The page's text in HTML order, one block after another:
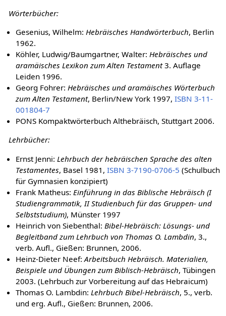
Wörterbücher:
Gesenius, Wilhelm:Hebräisches Handwörterbuch, Berlin
1962.
Köhler, Ludwig/Baumgartner, Walter:Hebräisches und
aramäisches Lexikon zum Alten Testament3. Auflage
Leiden 1996.
Georg Fohrer:Hebräisches und aramäisches Wörterbuch
zum Alten Testament, Berlin/New York 1997,ISBN 3-11-
001804-7
PONS Kompaktwörterbuch Althebräisch, Stuttgart 2006.
Lehrbücher:
Ernst Jenni: Lehrbuch der hebräischen Sprache des alten
Testamentes, Basel 1981,ISBN 3-7190-0706-5 (Schulbuch
für Gymnasien konzipiert)
Frank Matheus: Einführung in das Biblische Hebräisch (I
Studiengrammatik, II Studienbuch für das Gruppen- und
Selbststudium), Münster 1997
Heinrich von Siebenthal: Bibel-Hebräisch: Lösungs- und
Begleitband zum Lehrbuch von Thomas O. Lambdin, 3.,
verb. Aufl., Gießen: Brunnen, 2006.
Heinz-Dieter Neef:Arbeitsbuch Hebräisch. Materialien,
Beispiele und Übungen zum Biblisch-Hebräisch, Tübingen
2003. (Lehrbuch zur Vorbereitung auf das Hebraicum)
Thomas O. Lambdin: Lehrbuch Bibel-Hebräisch, 5., verb.
und erg. Aufl., Gießen: Brunnen, 2006.